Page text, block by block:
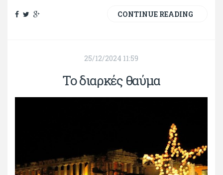
CONTINUE READING
25/12/2024 11:59
Το διαρκές θαύμα